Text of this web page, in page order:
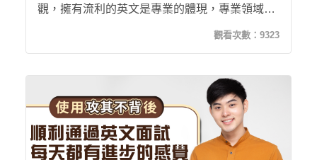
觀，擁有流利的英文是專業的體現，專業領域的
要具備足夠單字的量，還需要將單字活用到會話
中的能力。這一部分其實是許多人在學英文時會
觀看次數： 9323